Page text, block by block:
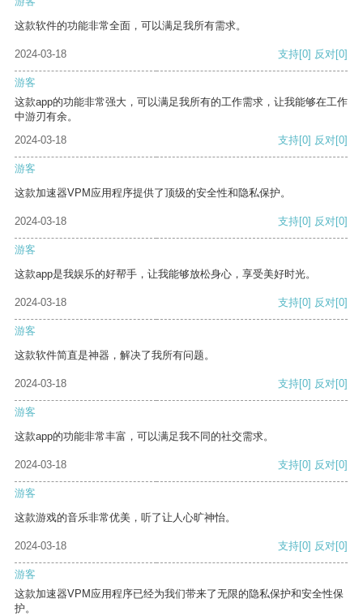
这款软件的功能非常全面，可以满足我所有需求。
2024-03-18 支持[0] 反对[0]
游客
这款app的功能非常强大，可以满足我所有的工作需求，让我能够在工作
中游刃有余。
2024-03-18
支持[0] 反对[0]
游客
这款加速器VPM应用程序提供了顶级的安全性和隐私保护。
2024-03-18 支持[0] 反对[0]
游客
这款app是我娱乐的好帮手，让我能够放松身心，享受美好时光。
2024-03-18 支持[0] 反对[0]
游客
这款软件简直是神器，解决了我所有问题。
2024-03-18 支持[0] 反对[0]
游客
这款app的功能非常丰富，可以满足我不同的社交需求。
2024-03-18 支持[0] 反对[0]
游客
这款游戏的音乐非常优美，听了让人心旷神怡。
2024-03-18 支持[0] 反对[0]
游客
这款加速器VPM应用程序已经为我们带来了无限的隐私保护和安全性保
护。